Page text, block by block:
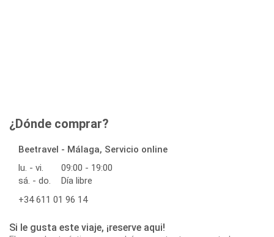
¿Dónde comprar?
Beetravel - Málaga, Servicio online
lu. - vi.
09:00 - 19:00
sá. - do.
Día libre
+34 611 01 96 14
Si le gusta este viaje, ¡reserve aqui!